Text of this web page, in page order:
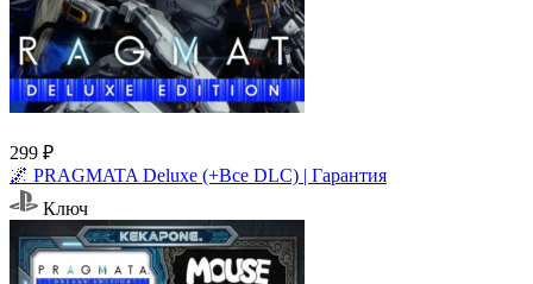
299 ₽
🌌 PRAGMATA Deluxe (+Все DLC) | Гарантия
Ключ